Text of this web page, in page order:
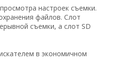
настроек съемки.
файлов. Слот
съемки, а слот SD
в экономичном